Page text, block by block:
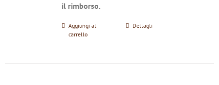
il rimborso.
Aggiungi al
carrello
Dettagli